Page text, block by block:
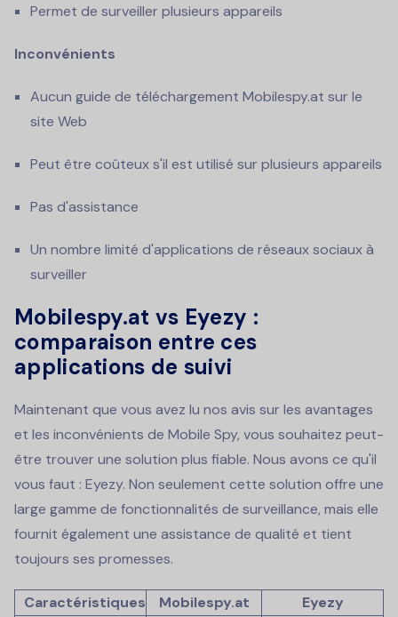
Permet de surveiller plusieurs appareils
Inconvénients
Aucun guide de téléchargement Mobilespy.at sur le
site Web
Peut être coûteux s'il est utilisé sur plusieurs appareils
Pas d'assistance
Un nombre limité d'applications de réseaux sociaux à
surveiller
Mobilespy.at vs Eyezy :
comparaison entre ces
applications de suivi
Maintenant que vous avez lu nos avis sur les avantages
et les inconvénients de Mobile Spy, vous souhaitez peut-
être trouver une solution plus fiable. Nous avons ce qu'il
vous faut : Eyezy. Non seulement cette solution offre une
large gamme de fonctionnalités de surveillance, mais elle
fournit également une assistance de qualité et tient
toujours ses promesses.
Caractéristiques Mobilespy.at
Eyezy